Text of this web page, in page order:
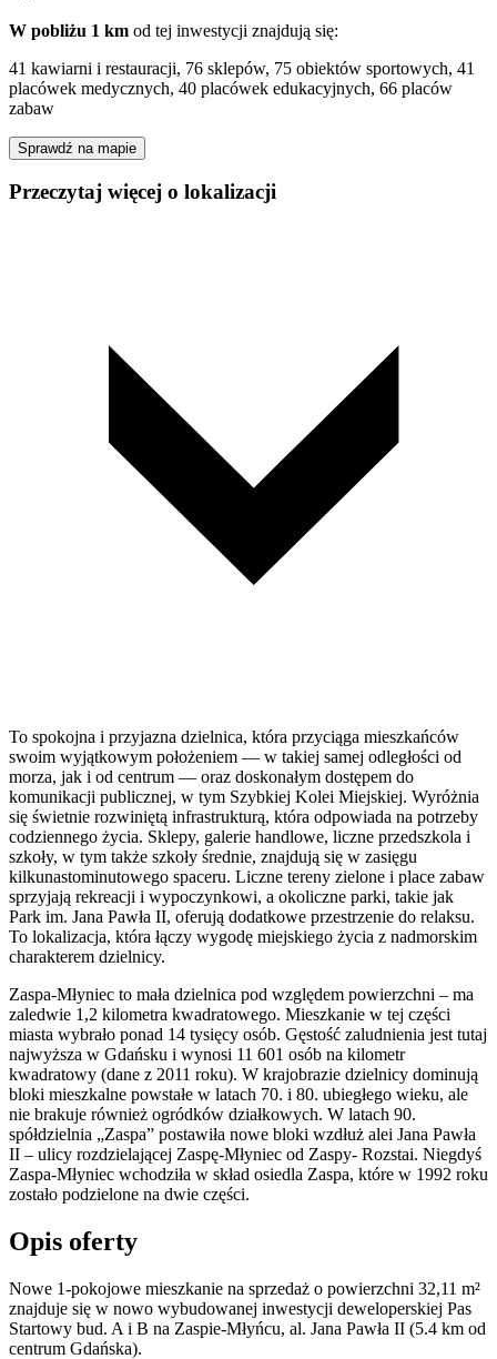
W pobliżu 1 km od tej inwestycji znajdują się:
41 kawiarni i restauracji, 76 sklepów, 75 obiektów sportowych, 41
placówek medycznych, 40 placówek edukacyjnych, 66 placów
zabaw
Sprawdź na mapie
Przeczytaj więcej o lokalizacji
To spokojna i przyjazna dzielnica, która przyciąga mieszkańców
swoim wyjątkowym położeniem — w takiej samej odległości od
morza, jak i od centrum — oraz doskonałym dostępem do
komunikacji publicznej, w tym Szybkiej Kolei Miejskiej. Wyróżnia
się świetnie rozwiniętą infrastrukturą, która odpowiada na potrzeby
codziennego życia. Sklepy, galerie handlowe, liczne przedszkola i
szkoły, w tym także szkoły średnie, znajdują się w zasięgu
kilkunastominutowego spaceru. Liczne tereny zielone i place zabaw
sprzyjają rekreacji i wypoczynkowi, a okoliczne parki, takie jak
Park im. Jana Pawła II, oferują dodatkowe przestrzenie do relaksu.
To lokalizacja, która łączy wygodę miejskiego życia z nadmorskim
charakterem dzielnicy.
Zaspa-Młyniec to mała dzielnica pod względem powierzchni – ma
zaledwie 1,2 kilometra kwadratowego. Mieszkanie w tej części
miasta wybrało ponad 14 tysięcy osób. Gęstość zaludnienia jest tutaj
najwyższa w Gdańsku i wynosi 11 601 osób na kilometr
kwadratowy (dane z 2011 roku). W krajobrazie dzielnicy dominują
bloki mieszkalne powstałe w latach 70. i 80. ubiegłego wieku, ale
nie brakuje również ogródków działkowych. W latach 90.
spółdzielnia „Zaspa” postawiła nowe bloki wzdłuż alei Jana Pawła
II – ulicy rozdzielającej Zaspę-Młyniec od Zaspy- Rozstai. Niegdyś
Zaspa-Młyniec wchodziła w skład osiedla Zaspa, które w 1992 roku
zostało podzielone na dwie części.
Opis oferty
Nowe 1-pokojowe mieszkanie na sprzedaż o powierzchni 32,11 m²
znajduje się w nowo wybudowanej inwestycji deweloperskiej Pas
Startowy bud. A i B na Zaspie-Młyńcu, al. Jana Pawła II (5.4 km od
centrum Gdańska).